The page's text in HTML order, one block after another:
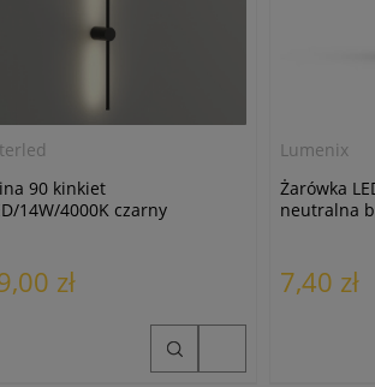
90 kinkiet
14W/4000K czarny
zł
Lumenix
Żarówka
neutralna
7,40 zł